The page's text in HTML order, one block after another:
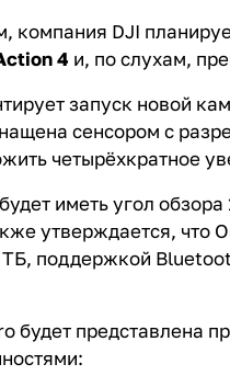
компания DJI
4 и, по слухам,
запуск новой
сенсором с
четырёхкратное
иметь угол
утверждается, что
поддержкой
будет представлена